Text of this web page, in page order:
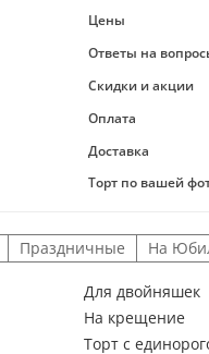
Цены
Ответы на
Скидки и акции
Оплата
Доставка
Торт по вашей
Праздничные На
Для двойняшек
На крещение
Торт с